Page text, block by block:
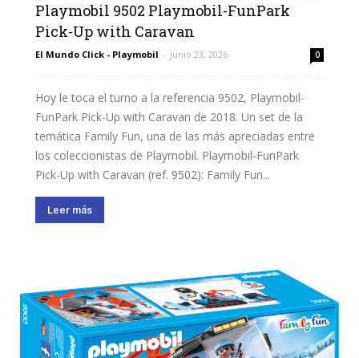
Playmobil 9502 Playmobil-FunPark
Pick-Up with Caravan
El Mundo Click - Playmobil - junio 23, 2026 0
Hoy le toca el turno a la referencia 9502, Playmobil-
FunPark Pick-Up with Caravan de 2018. Un set de la
temática Family Fun, una de las más apreciadas entre
los coleccionistas de Playmobil. Playmobil-FunPark
Pick-Up with Caravan (ref. 9502): Family Fun...
Leer más